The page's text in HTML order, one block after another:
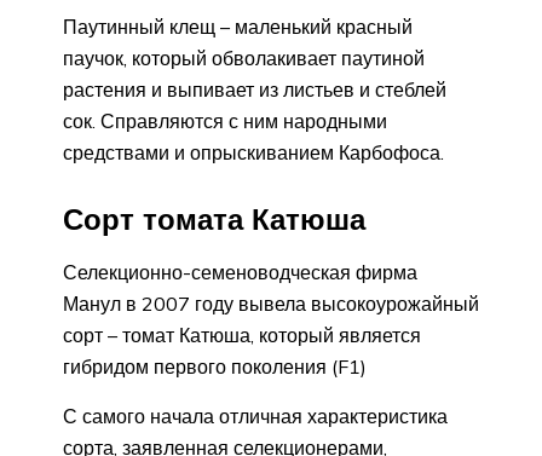
Паутинный клещ – маленький красный
паучок, который обволакивает паутиной
растения и выпивает из листьев и стеблей
сок. Справляются с ним народными
средствами и опрыскиванием Карбофоса.
Сорт томата Катюша
Селекционно-семеноводческая фирма
Манул в 2007 году вывела высокоурожайный
сорт – томат Катюша, который является
гибридом первого поколения (F1)
С самого начала отличная характеристика
сорта, заявленная селекционерами,